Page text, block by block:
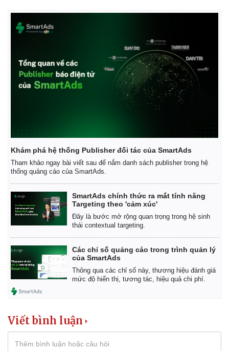
Hồ sơ
Infographic
Khám phá hệ thống Publisher đối tác của SmartAds
Tham khảo ngay bài viết sau để nắm danh sách publisher trong hệ
thống quảng cáo của SmartAds.
SmartAds chính thức ra mắt tính năng
Targeting theo 'cảm xúc'
Đây là bước mở rộng quan trọng trong hệ sinh
thái contextual targeting.
Các chỉ số quảng cáo trong trình quản lý
của SmartAds
Thông qua các chỉ số này, thương hiệu đánh giá
mức độ hiển thị, tương tác, hiệu quả chi phí.
Viết bình luận